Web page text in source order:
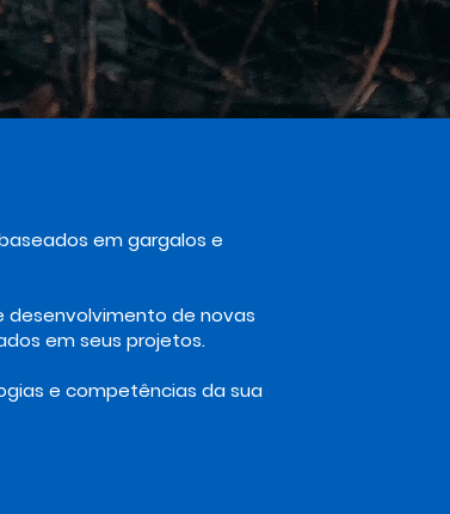
em gargalos e
desenvolvimento de novas
em seus projetos.
e competências da sua